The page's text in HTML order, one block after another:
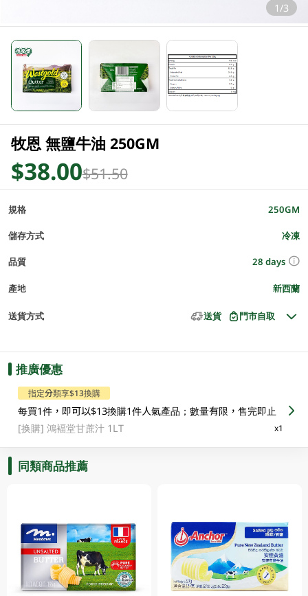
1/3
牧恩 無鹽牛油 250GM
$38.00$51.50
規格 250GM
儲存方式 冷凍
品質 28 days
產地 新西蘭
送貨方式 送貨 門市自取
推廣優惠
指定分類享$13換購
每買1件，即可以$13換購1件人氣產品；數量有限，售完即止
[换購]鴻褔堂甘蔗汁 1LT x1
同類商品推薦